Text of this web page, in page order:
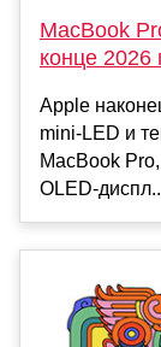
MacBook
конце 2026
Apple
mini-LED и
MacBook
OLED-